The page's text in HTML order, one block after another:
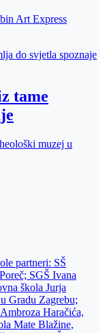
Art Express
tame
muzej u
partneri: SŠ
SGŠ Ivana
škola Jurja
Gradu Zagrebu;
Haračića,
Mate Blažine,